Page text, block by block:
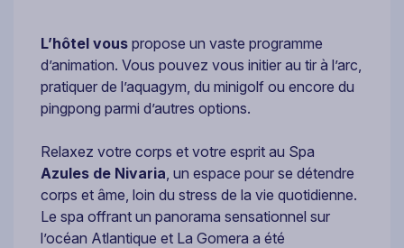
L’hôtel vous propose un vaste programme
d’animation. Vous pouvez vous initier au tir à l’arc,
pratiquer de l’aquagym, du minigolf ou encore du
pingpong parmi d’autres options.
Relaxez votre corps et votre esprit au Spa
Azules de Nivaria , un espace pour se détendre
corps et âme, loin du stress de la vie quotidienne.
Le spa offrant un panorama sensationnel sur
l’océan Atlantique et La Gomera a été